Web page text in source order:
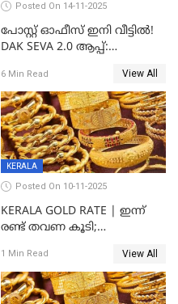
Posted On 14-11-2025
പോസ്റ്റ് ഓഫീസ് ഇനി വീട്ടിൽ!
DAK SEVA 2.0 ആപ്പ്:
എന്തൊക്കെയാണെന്ന്
നോക്കാം
6 Min Read View All
KERALA
Posted On 10-11-2025
KERALA GOLD RATE | ഇന്ന്
രണ്ട് തവണ കൂടി;
1 Min Read View All